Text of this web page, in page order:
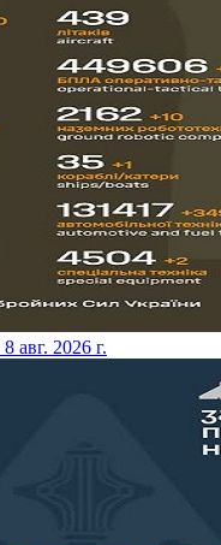
8 авг. 2026 г.